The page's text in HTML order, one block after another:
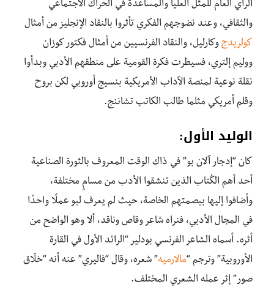
الرأي العام للمثل العليا والمساعدة في الحراك الاجتماعي
والثقافي، وعند نضوجهم الفكري تأثروا بالنقاد الإنجليز من أمثال
كولريدج وكارليل، والنقاد الفرنسيين من أمثال فكتور كوزان
ووليم إلتري، فسيطرت فكرة القومية على منطقهم الأدبي وبدأوا
نقلة نوعية لمنصة الآداب الأمريكية بنسيج أوروبي لكن بروح
وقلم أمريكي مثلما طالب الكاتب تشاننج.
الوليد الأول:
كان “إدجار آلان بو” في ذاك الوقت المعروف بالثورة الصناعية
أحد أهم الكُتاب الذين تنشقوا الأدب من مسامٍ مختلفة،
وأضافوا إليها ببصمتهم الخاصة، حيث لم يعرف لبو عملًا واحدًا
في المجال الأدبي، فنراه شاعر وقاص وناقد، ألا وهو الواضح من
أثره. أسماه الشاعر الفرنسي بودلير “الرائد الأول في القارة
الأوروبية” وترجم “مالارميه” شعره، وقال “فاليري” عنه أنه “خلّاق
صور” إثر عمله الشعري المختلف.